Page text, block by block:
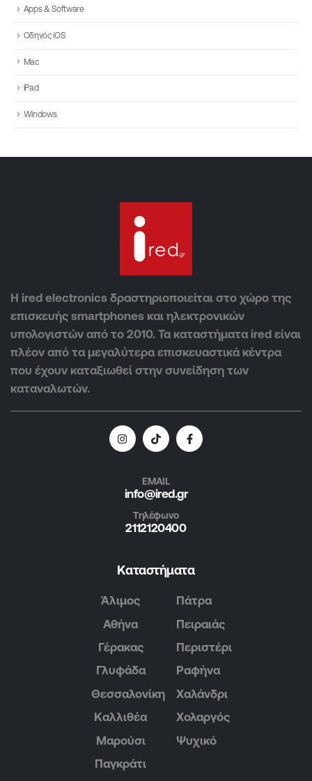
Apps & Software
Οδηγός iOS
Mac
iPad
Windows
Η ired electronics δραστηριοποιείται στο χώρο της
επισκευής smartphones και ηλεκτρονικών
υπολογιστών από το 2010. Τα καταστήματα ired είναι
πλέον από τα μεγαλύτερα επισκευαστικά κέντρα
που έχουν καταξιωθεί στην συνείδηση των
καταναλωτών.
EMAIL
info@ired.gr
Τηλέφωνο
2112120400
Καταστήματα
Άλιμος
Αθήνα
Γέρακας
Γλυφάδα
Θεσσαλονίκη
Καλλιθέα
Μαρούσι
Παγκράτι
Πάτρα
Πειραιάς
Περιστέρι
Ραφήνα
Χαλάνδρι
Χολαργός
Ψυχικό